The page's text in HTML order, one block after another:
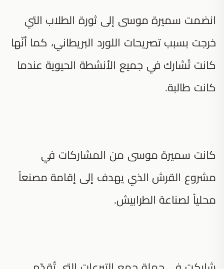
انضمت سميرة موسى إلى ثورة الطلاب التي
خرجت بسبب تصريحات اللورد البريطاني، كما أنّها
كانت تُشارك في جميع الأنشطة الحيوية عندما
كانت طالبة.
كانت سميرة موسى من المشاركات في
مشروع القرش الذي يهدف إلى إقامة مصنعاً
محلياً لصناعة الطرابيش.